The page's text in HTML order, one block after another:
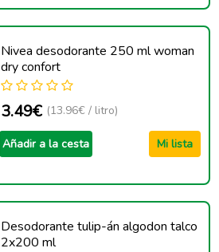
Nivea desodorante 250 ml woman
dry confort
3.49€ (13.96€ / litro)
Añadir a la cesta Mi lista
Desodorante tulip-án algodon talco
2x200 ml